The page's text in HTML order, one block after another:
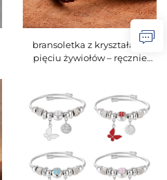
bransoletka z kryształami
pięciu żywiołów – ręcznie
shui, regulowana pleciona
bransoletka ochronna dla
mężczyzn i kobiet, kod BS-